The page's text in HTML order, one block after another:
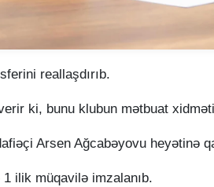
reallaşdırıb.
ki, bunu klubun mətbuat xidməti
Arsen Ağcabəyovu heyətinə
ilik müqavilə imzalanıb.